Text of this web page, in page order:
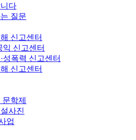
다
질문
신고센터
익 신고센터
성폭력 신고센터
신고센터
학제
사진
업